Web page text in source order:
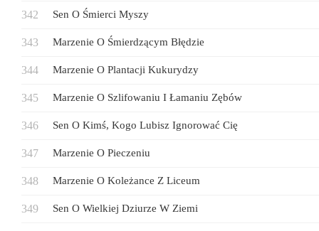
Sen O Śmierci Myszy
Marzenie O Śmierdzącym Błędzie
Marzenie O Plantacji Kukurydzy
Marzenie O Szlifowaniu I Łamaniu Zębów
Sen O Kimś, Kogo Lubisz Ignorować Cię
Marzenie O Pieczeniu
Marzenie O Koleżance Z Liceum
Sen O Wielkiej Dziurze W Ziemi